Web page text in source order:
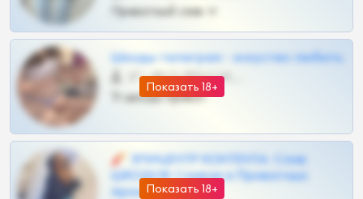
Приватный слив тг
Показать 18+
Шкоды телеграм - искуство любить
27 •
Тг шкоды приват
Показать 18+
🧨 ЭПИЦЕНТР КОНТЕНТА: Слив
ШКОДОВ Сливов и Приватных
Архивов ТГ 🔞💎